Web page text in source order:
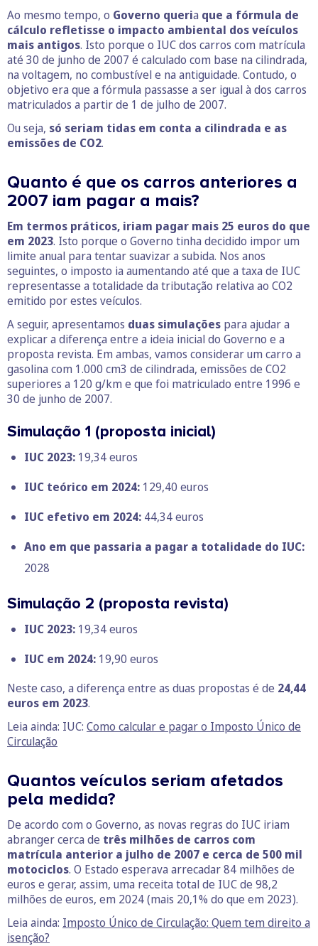
Ao mesmo tempo, o Governo queria que a fórmula de
cálculo refletisse o impacto ambiental dos veículos
mais antigos. Isto porque o IUC dos carros com matrícula
até 30 de junho de 2007 é calculado com base na cilindrada,
na voltagem, no combustível e na antiguidade. Contudo, o
objetivo era que a fórmula passasse a ser igual à dos carros
matriculados a partir de 1 de julho de 2007.
Ou seja, só seriam tidas em conta a cilindrada e as
emissões de CO2.
Quanto é que os carros anteriores a
2007 iam pagar a mais?
Em termos práticos, iriam pagar mais 25 euros do que
em 2023. Isto porque o Governo tinha decidido impor um
limite anual para tentar suavizar a subida. Nos anos
seguintes, o imposto ia aumentando até que a taxa de IUC
representasse a totalidade da tributação relativa ao CO2
emitido por estes veículos.
A seguir, apresentamos duas simulações para ajudar a
explicar a diferença entre a ideia inicial do Governo e a
proposta revista. Em ambas, vamos considerar um carro a
gasolina com 1.000 cm3 de cilindrada, emissões de CO2
superiores a 120 g/km e que foi matriculado entre 1996 e
30 de junho de 2007.
Simulação 1 (proposta inicial)
IUC 2023: 19,34 euros
IUC teórico em 2024: 129,40 euros
IUC efetivo em 2024: 44,34 euros
Ano em que passaria a pagar a totalidade do IUC:
2028
Simulação 2 (proposta revista)
IUC 2023: 19,34 euros
IUC em 2024: 19,90 euros
Neste caso, a diferença entre as duas propostas é de 24,44
euros em 2023.
Leia ainda: IUC: Como calcular e pagar o Imposto Único de
Circulação
Quantos veículos seriam afetados
pela medida?
De acordo com o Governo, as novas regras do IUC iriam
abranger cerca de três milhões de carros com
matrícula anterior a julho de 2007 e cerca de 500 mil
motociclos. O Estado esperava arrecadar 84 milhões de
euros e gerar, assim, uma receita total de IUC de 98,2
milhões de euros, em 2024 (mais 20,1% do que em 2023).
Leia ainda: Imposto Único de Circulação: Quem tem direito a
isenção?